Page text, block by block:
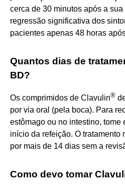
cerca de 30 minutos após a
regressão significativa dos
pacientes apenas 48 horas
Quantos dias de
BD?
Os comprimidos de Clavulin®
por via oral (pela boca). Para
estômago ou no intestino, tome
início da refeição. O tratamento
por mais de 14 dias sem a
Como devo tomar